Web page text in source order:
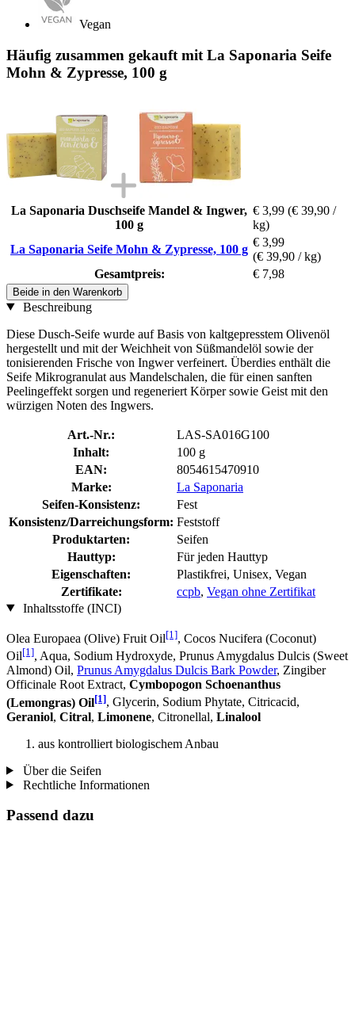
Vegan
Häufig zusammen gekauft mit La Saponaria Seife
Mohn & Zypresse, 100 g
La Saponaria Duschseife Mandel & Ingwer,
100 g
€ 3,99 (€ 39,90 /
kg)
La Saponaria Seife Mohn & Zypresse, 100 g
€ 3,99
(€ 39,90 / kg)
Gesamtpreis:
€ 7,98
Beide in den Warenkorb
Beschreibung
Diese Dusch-Seife wurde auf Basis von kaltgepresstem Olivenöl
hergestellt und mit der Weichheit von Süßmandelöl sowie der
tonisierenden Frische von Ingwer verfeinert. Überdies enthält die
Seife Mikrogranulat aus Mandelschalen, die für einen sanften
Peelingeffekt sorgen und regeneriert Körper sowie Geist mit den
würzigen Noten des Ingwers.
Art.-Nr.:
LAS-SA016G100
Inhalt:
100 g
EAN:
8054615470910
Marke:
La Saponaria
Seifen-Konsistenz:
Fest
Konsistenz/Darreichungsform: Feststoff
Produktarten:
Seifen
Hauttyp:
Für jeden Hauttyp
Eigenschaften:
Plastikfrei, Unisex, Vegan
Zertifikate:
ccpb, Vegan ohne Zertifikat
Inhaltsstoffe (INCI)
Olea Europaea (Olive) Fruit Oil[1], Cocos Nucifera (Coconut)
Oil[1], Aqua, Sodium Hydroxyde, Prunus Amygdalus Dulcis (Sweet
Almond) Oil, Prunus Amygdalus Dulcis Bark Powder, Zingiber
Officinale Root Extract, Cymbopogon Schoenanthus
(Lemongras) Oil[1], Glycerin, Sodium Phytate, Citricacid,
Geraniol, Citral, Limonene, Citronellal, Linalool
aus kontrolliert biologischem Anbau
Über die Seifen
Rechtliche Informationen
Passend dazu